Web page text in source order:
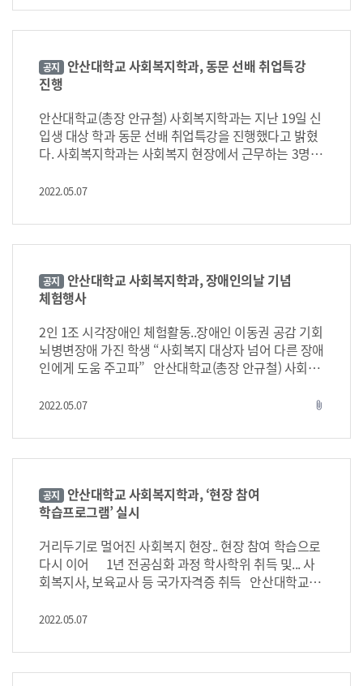
여 졸업생이 재직 중인 어린이집 원장, 노인장기요양 시
설장을 초빙하여 진행되었다. 강사들은 저출산 고령사
지분야의 취업경쟁력을 갖추기 위한 전략을 제시했
다. 무엇보다 급여나 외형적인 직업 조건이 아닌 자신의
을 그리는 안목을 가지도록 조언했다. 사회복지학과장
인 김태한 교수는 ‘우리는 사회적 약자를 옹호하는 가치
에 기반한 전문직이라는 자긍심을 가지는 것이 필요하
삶을 실천하고 있다’고 재학생들을 격려했다. 안산대학
를 배출하고 있으며 현재 3년제 전문학사과정과 1년제
학사학위 과정을 연속적으로 운영하여 졸업 시에 학사
등의 국가 자격증 취득이 가능하다.
공지 안산대학교 사회복지학과, 동문 선배 취업특강
진행
안산대학교(총장 안규철) 사회복지학과는 지난 19일 신
입생 대상 학과 동문 선배 취업특강을 진행했다고 밝혔
다. 사회복지학과는 사회복지 현장에서 근무하는 3명의
아야 할 것, 준비해야 할 것 그리고 최근 취업 동향에 관
적으로 “사회복지 분야는 대인서비스 영역이므로 학력
보다는 실무능력을 중요시한다. 재학 중에 직무수행에
고 복지 기관에서 봉사활동을 많이 하라”고 조언하였다.
김태한 사회복지학과장은 “최근 노령인구와 복지 수요
다. 사회복지학과에서도 실무능력향상을 위한 현장 연
계 특화 교육프로그램들을 운영 중이다”라고 하였다. 한
편 안산대학교 사회복지학과는 20년 이상 사회복지사
과 1년제 학사학위 과정을 연속적으로 운영하여 졸업
년지도사 등의 국가 자격증 취득이 가능하다.
2022.05.07
공지 안산대학교 사회복지학과, 장애인의날 기념
체험행사
2인 1조 시각장애인 체험활동..장애인 이동권 공감 기회
뇌병변장애 가진 학생 “사회복지 대상자 넘어 다른 장애
인에게 도움 주고파” 안산대학교(총장 안규철) 사회복
동’을 진행했다고 밝혔다. 이날 행사는 최근 사회적 관심
인복지의 필요성에 대하여 공감하는 기회가 됐다. 순서
는 김태한 사회복지학과장의 ‘시각장애인에 대한 에티
인 1조로 장애인과 안내인 역할 체험’으로 구성됐다. 참
여 학생들은 “짧은 시간이지만 시각장애인 역할을 해보
평소 주의 깊게 생각하지 않았던 많은 부분에서 장애인
들의 고통을 느끼게 되었다”라고 하였다. 재학생 중 중
증 뇌병변장애를 가지고 있는 이춘영 학생(사회복지학
다. 초중고등학교 때까지는 장애인활동지원사의 도움을
지원 차량서비스와 개인 전동휠체어를 활용하여 혼자
힘으로 통학하고 있다. 이춘영 학생은 “사회복지대상자
2022.05.07 attach_file
공지 안산대학교 사회복지학과, ‘현장 참여
학습프로그램’ 실시
거리두기로 멀어진 사회복지 현장.. 현장 참여 학습으로
다시 이어 1년 전공심화 과정 학사학위 취득 및... 사
회복지사, 보육교사 등 국가자격증 취득 안산대학교
전문성 향상을 위하여 현장 참여 학습프로그램을 실시
여 정기적인 봉사활동을 하면서 기관분석, 사회복지사
직무 파악, 서비스 이용자 이해 등에 관한 학습 보고서를
2022.05.07